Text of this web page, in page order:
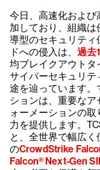
今日、高速化およ
加しており、組織
導型のセキュリティ
ドへの侵入は、 過去
均ブレイクアウトタ
サイバーセキュリ
途を辿っています
ションは、重要な
ォーメーションの
力を提供します。
と、全世界で幅広く
のCrowdStrike
Falcon® Next-Gen